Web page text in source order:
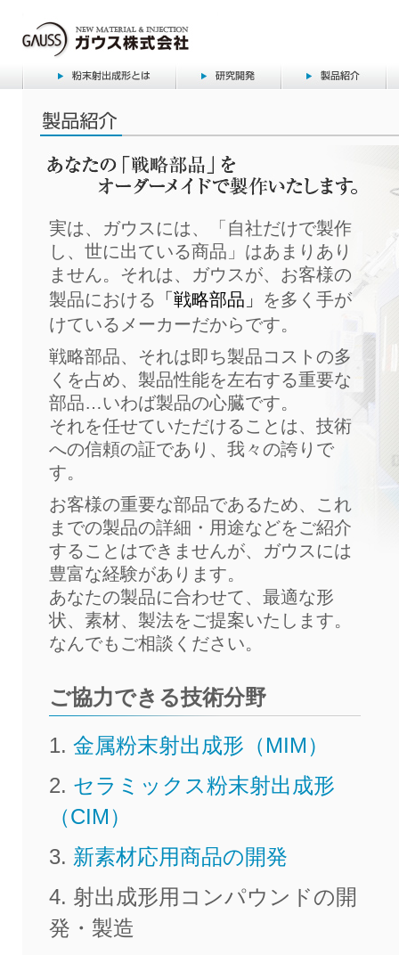
実は、ガウスには、「自社だけで製作
し、世に出ている商品」はあまりあり
ません。それは、ガウスが、お客様の
製品における 「戦略部品」 を多く手が
けているメーカーだからです。
戦略部品、それは即ち製品コストの多
くを占め、製品性能を左右する重要な
部品…いわば製品の心臓です。
それを任せていただけることは、技術
への信頼の証であり、我々の誇りで
す。
お客様の重要な部品であるため、これ
までの製品の詳細・用途などをご紹介
することはできませんが、ガウスには
豊富な経験があります。
あなたの製品に合わせて、最適な形
状、素材、製法をご提案いたします。
なんでもご相談ください。
ご協力できる技術分野
金属粉末射出成形（MIM）
セラミックス粉末射出成形
（CIM）
新素材応用商品の開発
射出成形用コンパウンドの開
発・製造